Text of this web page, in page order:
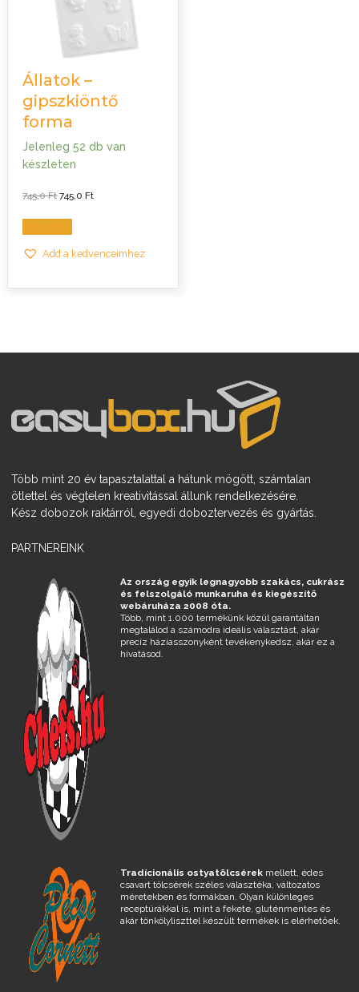
Állatok –
gipszkiöntő
forma
Jelenleg 52 db van
készleten
745,0FtOriginal
745,0 Ft.
745,0FtCurrent
Kosárba
Add a kedvenceimhez
Több mint 20 év tapasztalattal a hátunk mögött, számtalan
ötlettel és végtelen kreativitással állunk rendelkezésére.
Kész dobozok raktárról, egyedi doboztervezés és gyártás.
PARTNEREINK
Az ország egyik legnagyobb szakács, cukrász
és felszolgáló munkaruha és kiegészítő
webáruháza 2008 óta.
Több, mint 1.000 termékünk közül garantáltan
megtalálod a számodra ideális választást, akár
precíz háziasszonyként tevékenykedsz, akár ez a
hivatásod.
Tradícionális ostyatölcsérekmellett, édes
csavart tölcsérek széles választéka, változatos
méretekben és formákban. Olyan különleges
receptúrákkal is, mint a fekete, gluténmentes és
akár tönkölyliszttel készült termékek is elérhetőek.